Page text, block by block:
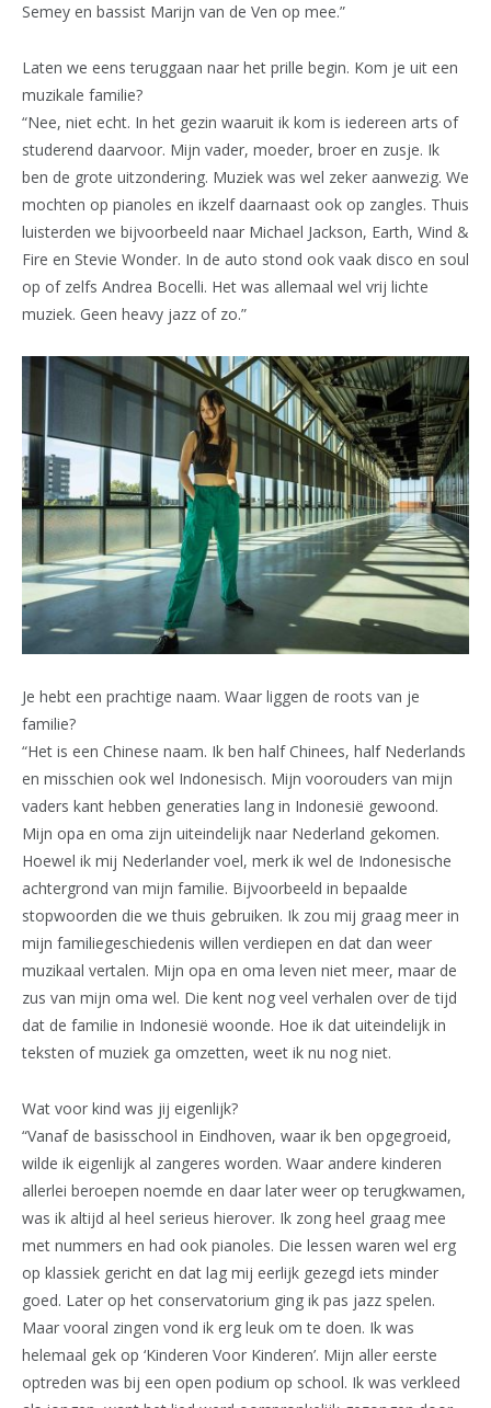
Semey en bassist Marijn van de Ven op mee.”
Laten we eens teruggaan naar het prille begin. Kom je uit een
muzikale familie?
“Nee, niet echt. In het gezin waaruit ik kom is iedereen arts of
studerend daarvoor. Mijn vader, moeder, broer en zusje. Ik
ben de grote uitzondering. Muziek was wel zeker aanwezig. We
mochten op pianoles en ikzelf daarnaast ook op zangles. Thuis
luisterden we bijvoorbeeld naar Michael Jackson, Earth, Wind &
Fire en Stevie Wonder. In de auto stond ook vaak disco en soul
op of zelfs Andrea Bocelli. Het was allemaal wel vrij lichte
muziek. Geen heavy jazz of zo.”
Je hebt een prachtige naam. Waar liggen de roots van je
familie?
“Het is een Chinese naam. Ik ben half Chinees, half Nederlands
en misschien ook wel Indonesisch. Mijn voorouders van mijn
vaders kant hebben generaties lang in Indonesië gewoond.
Mijn opa en oma zijn uiteindelijk naar Nederland gekomen.
Hoewel ik mij Nederlander voel, merk ik wel de Indonesische
achtergrond van mijn familie. Bijvoorbeeld in bepaalde
stopwoorden die we thuis gebruiken. Ik zou mij graag meer in
mijn familiegeschiedenis willen verdiepen en dat dan weer
muzikaal vertalen. Mijn opa en oma leven niet meer, maar de
zus van mijn oma wel. Die kent nog veel verhalen over de tijd
dat de familie in Indonesië woonde. Hoe ik dat uiteindelijk in
teksten of muziek ga omzetten, weet ik nu nog niet.
Wat voor kind was jij eigenlijk?
“Vanaf de basisschool in Eindhoven, waar ik ben opgegroeid,
wilde ik eigenlijk al zangeres worden. Waar andere kinderen
allerlei beroepen noemde en daar later weer op terugkwamen,
was ik altijd al heel serieus hierover. Ik zong heel graag mee
met nummers en had ook pianoles. Die lessen waren wel erg
op klassiek gericht en dat lag mij eerlijk gezegd iets minder
goed. Later op het conservatorium ging ik pas jazz spelen.
Maar vooral zingen vond ik erg leuk om te doen. Ik was
helemaal gek op ‘Kinderen Voor Kinderen’. Mijn aller eerste
optreden was bij een open podium op school. Ik was verkleed